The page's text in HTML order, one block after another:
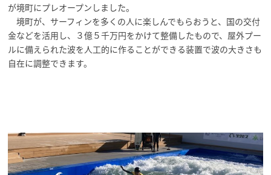
が境町にプレオープンしました。
境町が、サーフィンを多くの人に楽しんでもらおうと、国の交付
金などを活用し、３億５千万円をかけて整備したもので、屋外プー
ルに備えられた波を人工的に作ることができる装置で波の大きさも
自在に調整できます。